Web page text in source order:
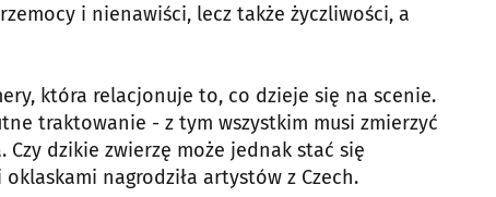
i nienawiści, lecz także życzliwości, a
która relacjonuje to, co dzieje się na scenie.
traktowanie - z tym wszystkim musi zmierzyć
dzikie zwierzę może jednak stać się
nagrodziła artystów z Czech.